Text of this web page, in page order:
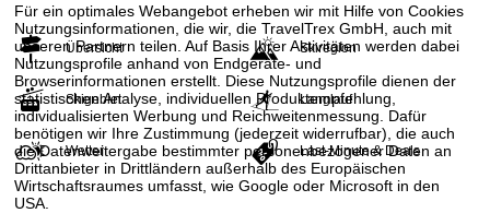
Für ein optimales Webangebot erheben wir mit Hilfe von Cookies
Nutzungsinformationen, die wir, die TravelTrex GmbH, auch mit
unseren Partnern teilen. Auf Basis Ihrer Aktivitäten werden dabei
Nutzungsprofile anhand von Endgeräte- und
Browserinformationen erstellt. Diese Nutzungsprofile dienen der
statistischen Analyse, individuellen Produktempfehlung,
individualisierten Werbung und Reichweitenmessung. Dafür
benötigen wir Ihre Zustimmung (jederzeit widerrufbar), die auch
die Datenweitergabe bestimmter personenbezogener Daten an
Drittanbieter in Drittländern außerhalb des Europäischen
Wirtschaftsraumes umfasst, wie Google oder Microsoft in den
USA.
Übersicht Skiregion
Skigebiet Langlauf
Wetter Last-Minute & Deals